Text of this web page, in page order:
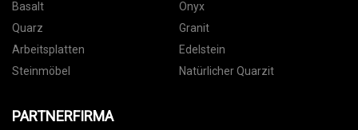
Basalt
Onyx
Quarz
Granit
Arbeitsplatten
Edelstein
Steinmöbel
Natürlicher Quarzit
PARTNERFIRMA